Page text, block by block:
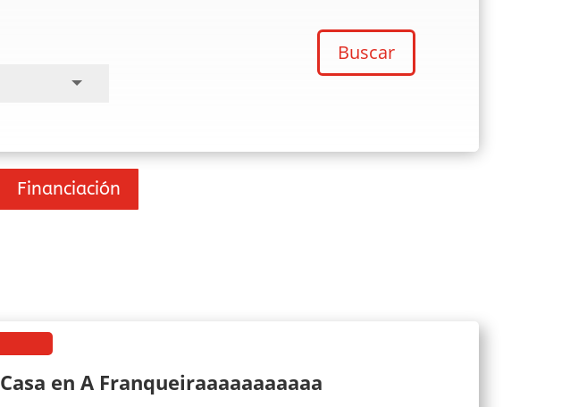
Buscar
Financiación
Casa en A Franqueiraaaaaaaaaaa